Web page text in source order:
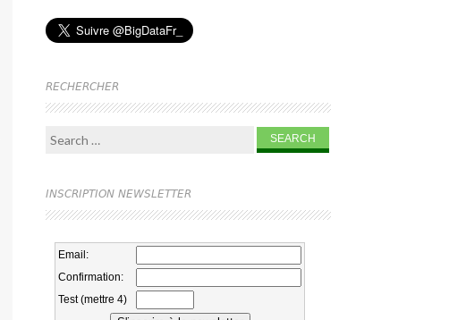
RECHERCHER
Search for:
INSCRIPTION NEWSLETTER